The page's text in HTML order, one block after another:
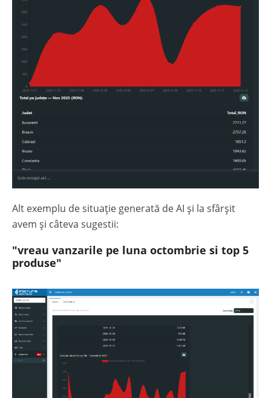
Alt exemplu de situație generată de AI și la sfârșit
avem și câteva sugestii:
"vreau vanzarile pe luna octombrie si top 5
produse"